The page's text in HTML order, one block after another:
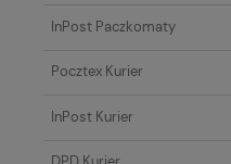
InPost Paczkomaty
Pocztex Kurier
InPost Kurier